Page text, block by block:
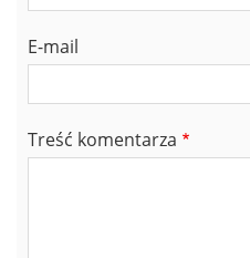
E-mail
Treść komentarza